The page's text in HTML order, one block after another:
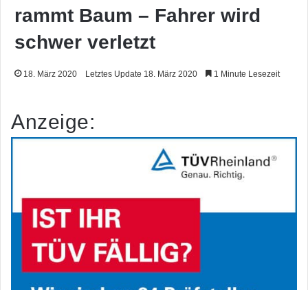
rammt Baum – Fahrer wird
schwer verletzt
18. März 2020 Letztes Update 18. März 2020 1 Minute Lesezeit
Anzeige: